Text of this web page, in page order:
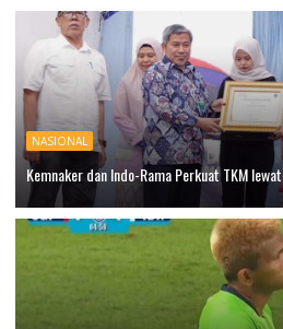
NASIONAL
Kemnaker dan Indo-Rama Perkuat TKM